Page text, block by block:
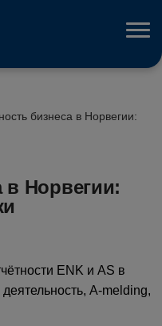
бизнеса в Норвегии:
в Норвегии:
ENK и AS в
A-melding,